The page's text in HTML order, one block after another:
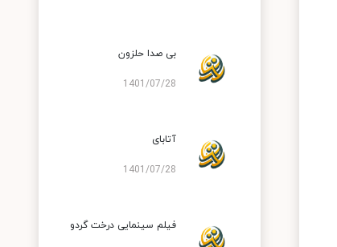
بی صدا حلزون
1401/07/28
آتابای
1401/07/28
فیلم سینمایی درخت گردو